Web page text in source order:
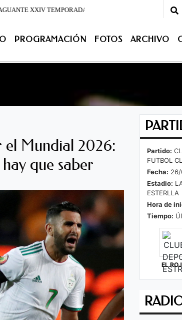
TEMPORADA DE LUNES A VIERNES DESDE LA 07:00 -
CONTACTENOS EN VIVO TV
PROGRAMACIÓN FOTOS ARCHIVO
Mundial 2026:
que saber
Partido:
FUTBOL
Fecha:
Estadio:
ESTERLLA
Hora de
Tiempo:
EL